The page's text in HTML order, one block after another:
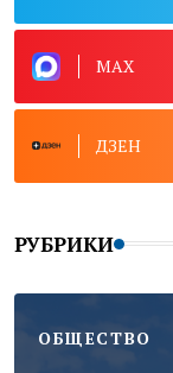
MAX
ДЗЕН
РУБРИКИ
ОБЩЕСТВО